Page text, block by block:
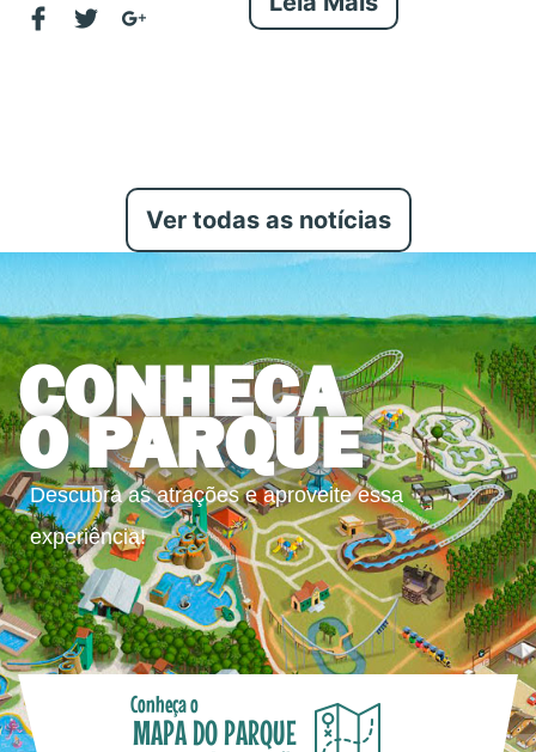
Ver todas as notícias
CONHEÇA
O PARQUE
Descubra as atrações e aproveite essa
experiência!
Conheça o
MAPA DO PARQUE